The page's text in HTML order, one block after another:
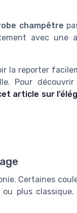
champêtre
avec une
la reporter
Pour découvrir
article sur
Certaines
plus classique.